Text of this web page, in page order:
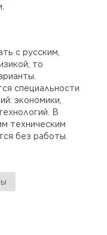
с русским,
то
специальности
экономики,
В
техническим
без работы.